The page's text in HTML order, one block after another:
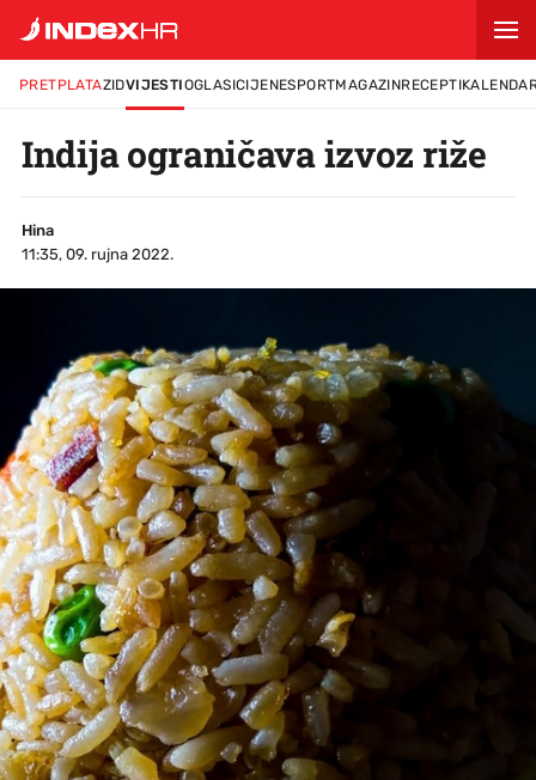
PRETPLATAZIDVIJESTIOGLASICIJENESPORTMAGAZINRECEPTI
Indija ograničava izvoz riže
Hina
11:35, 09. rujna 2022.